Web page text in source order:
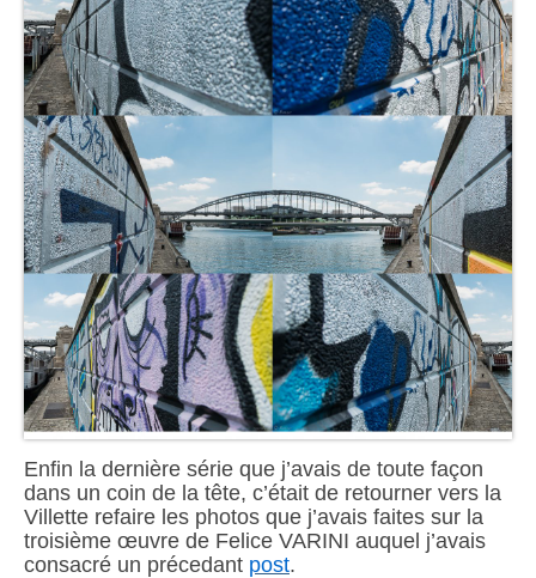
Enfin la dernière série que j’avais de toute façon
dans un coin de la tête, c’était de retourner vers la
Villette refaire les photos que j’avais faites sur la
troisième œuvre de Felice VARINI auquel j’avais
consacré un précedant post.